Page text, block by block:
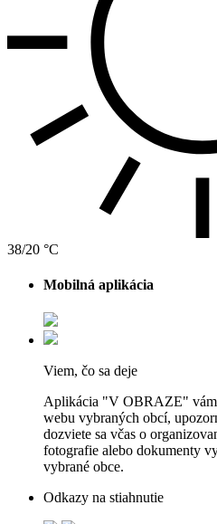
38/20 °C
Mobilná aplikácia
Viem, čo sa deje
Aplikácia "V OBRAZE" vám
webu vybraných obcí,
dozviete sa včas o
fotografie alebo dokumenty
vybrané obce.
Odkazy na stiahnutie